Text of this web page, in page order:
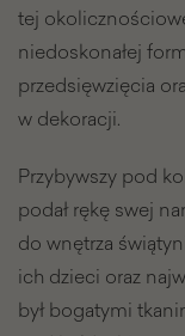
tej
niedoskonałej
przedsięwzięcia
w dekoracji.
Przybywszy pod
podał rękę swej
do wnętrza
ich dzieci oraz
był bogatymi